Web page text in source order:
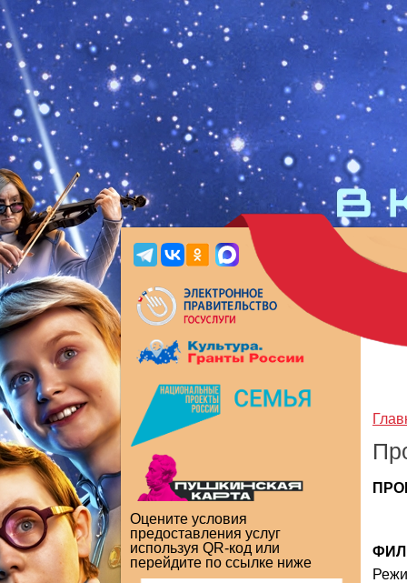
Оцените условия
предоставления услуг
используя QR-код или
перейдите по ссылке ниже